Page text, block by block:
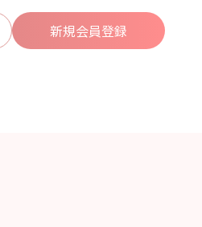
新規会員登録